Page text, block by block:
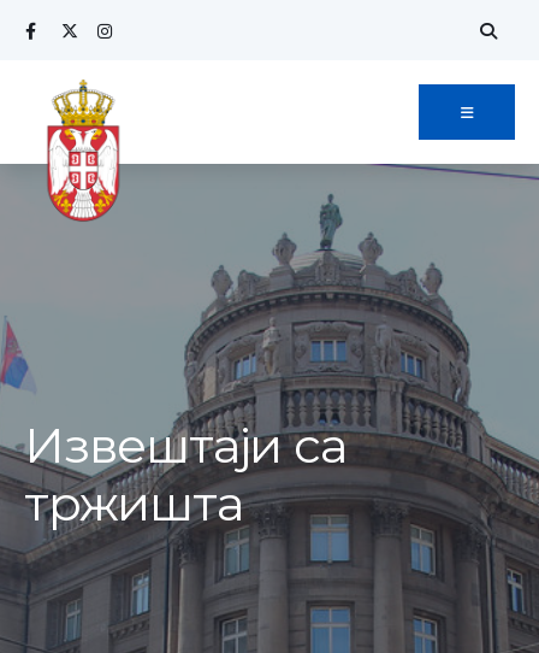
Извештаји са
тржишта